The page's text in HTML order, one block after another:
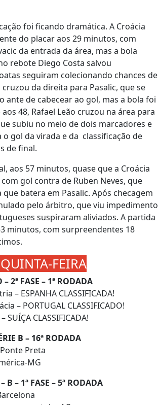
foi ficando dramática. A Croácia
do placar aos 29 minutos, com
da entrada da área, mas a bola
rebote Diego Costa salvou
seguiram colecionando chances de
cruzou da direita para Pasalic, que se
ante de cabecear ao gol, mas a bola foi
48, Rafael Leão cruzou na área para
subiu no meio de dois marcadores e
o gol da virada e da classificação de
de final.
aos 57 minutos, quase que a Croácia
gol contra de Ruben Neves, que
batera em Pasalic. Após checagem
pelo árbitro, que viu impedimento
suspiraram aliviados. A partida
minutos, com surpreendentes 18
FEIRA
2ª FASE – 1ª RODADA
– ESPANHA CLASSIFICADA!
– PORTUGAL CLASSIFICADO!
SUÍÇA CLASSIFICADA!
B – 16ª RODADA
Preta
MG
B – 1ª FASE – 5ª RODADA